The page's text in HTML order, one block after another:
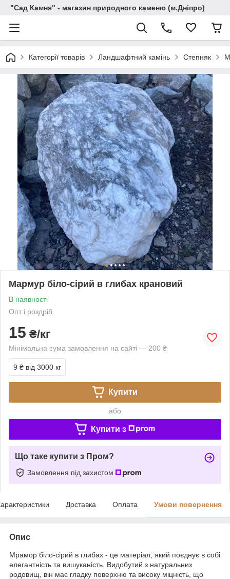
"Сад Камня" - магазин природного каменю (м.Дніпро)
Категорії товарів Ландшафтний камінь Степняк
Мармур біло-сірий в глибах крановий
В наявності
Опт і роздріб
15 ₴/кг
Мінімальна сума замовлення на сайті — 200 ₴
9 ₴ від 3000 кг
Купити
або
Купити з
Що таке купити з Пром?
Замовлення під захистом
Доставка Оплата Умови повернення
Опис
Мрамор біло-сірий в глибах - це матеріал, який поєднує в собі
елегантність та вишуканість. Видобутий з натуральних
родовищ, він має гладку поверхню та високу міцність, що